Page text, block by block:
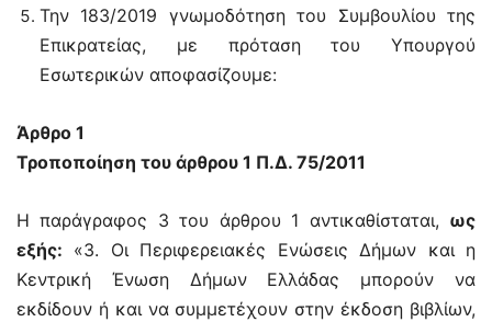
Την 183/2019 γνωμοδότηση του Συμβουλίου της
Επικρατείας, με πρόταση του Υπουργού
Εσωτερικών αποφασίζουμε:
Άρθρο 1
Τροποποίηση του άρθρου 1 Π.Δ. 75/2011
Η παράγραφος 3 του άρθρου 1 αντικαθίσταται, ως
εξής: «3. Οι Περιφερειακές Ενώσεις Δήμων και η
Κεντρική Ένωση Δήμων Ελλάδας μπορούν να
εκδίδουν ή και να συμμετέχουν στην έκδοση βιβλίων,